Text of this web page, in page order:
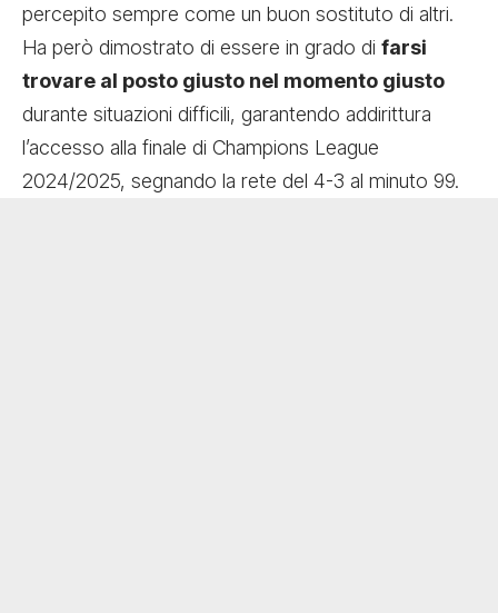
percepito sempre come un buon sostituto di altri.
Ha però dimostrato di essere in grado di farsi
trovare al posto giusto nel momento giusto
durante situazioni difficili, garantendo addirittura
l’accesso alla finale di Champions League
2024/2025, segnando la rete del 4-3 al minuto 99.